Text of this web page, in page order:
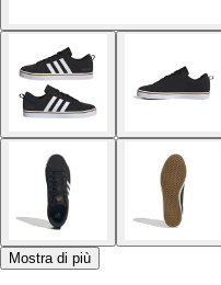
Mostra di più